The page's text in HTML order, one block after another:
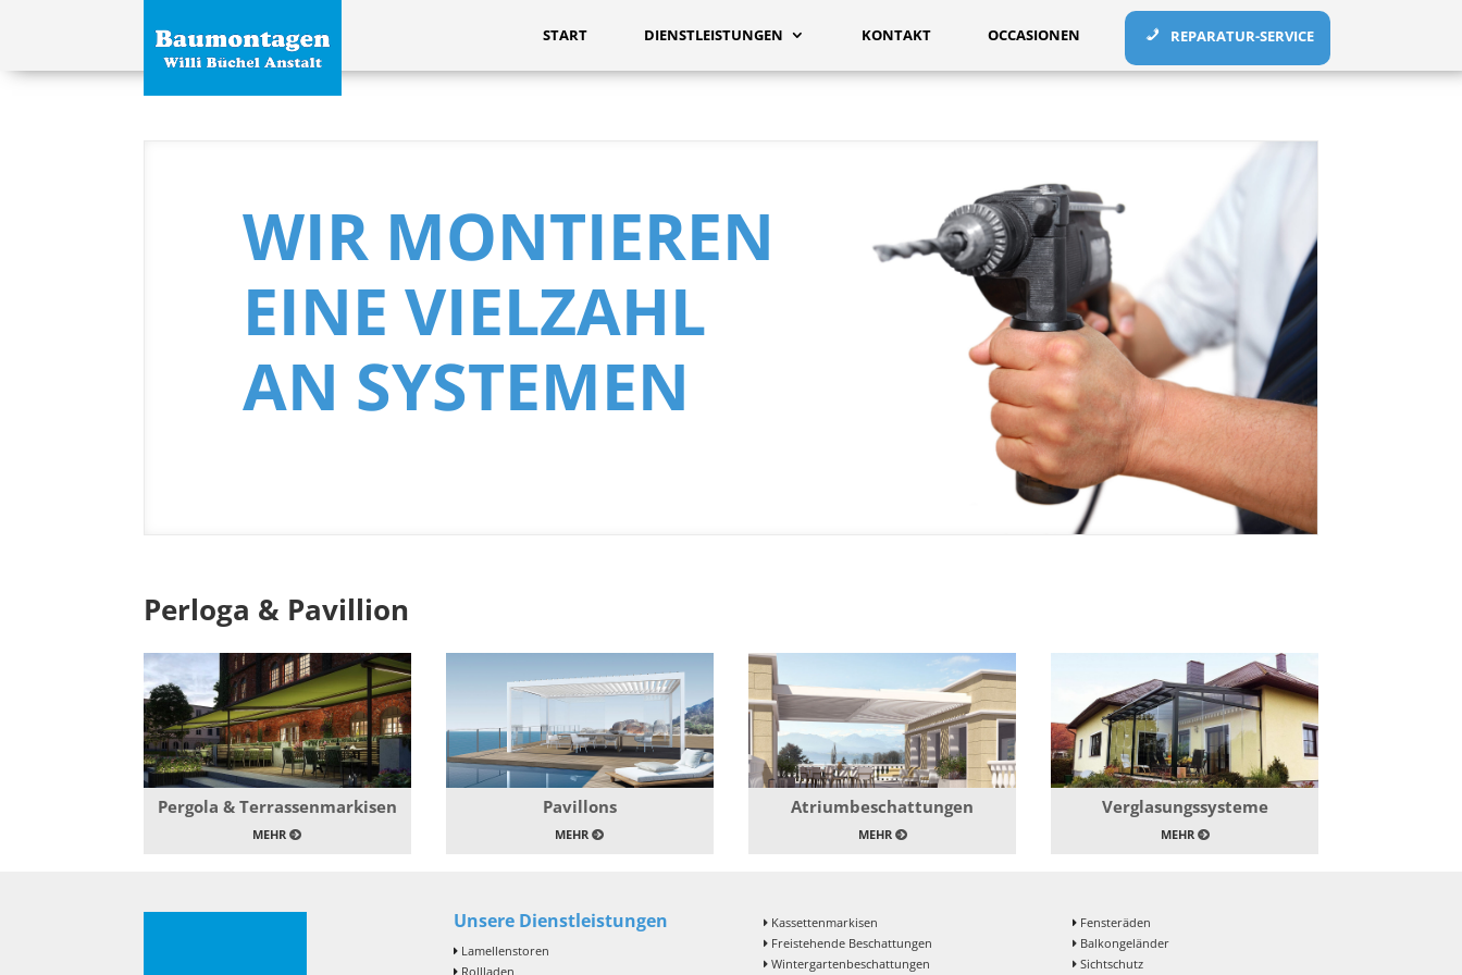
START DIENSTLEISTUNGEN KONTAKT OCCASIONEN REPARATUR-SERVICE
WIR MONTIEREN
EINE VIELZAHL
AN SYSTEMEN
Perloga & Pavillion
Pergola & Terrassenmarkisen
MEHR
Pavillons
MEHR
Atriumbeschattungen
MEHR
Verglasungssysteme
MEHR
Unsere Dienstleistungen
Lamellenstoren
Rollladen
Kassettenmarkisen
Freistehende Beschattungen
Wintergartenbeschattungen
Fensteräden
Balkongeländer
Sichtschutz